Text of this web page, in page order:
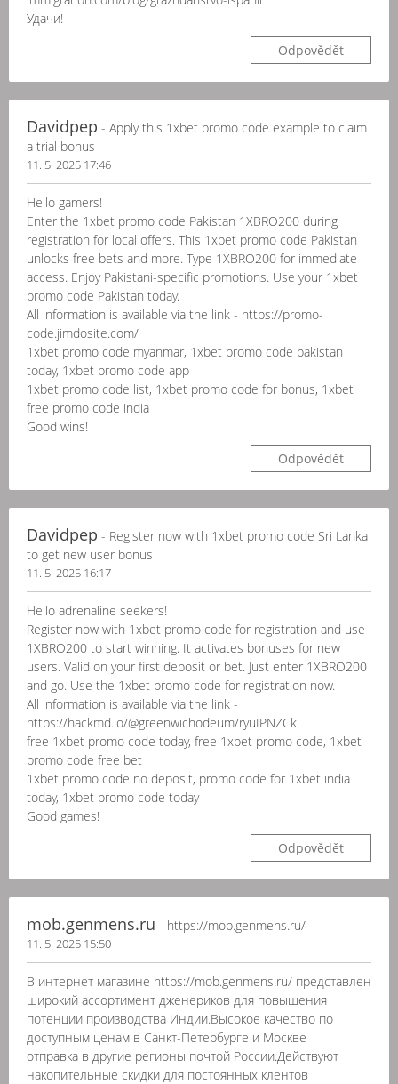
Удачи!
Odpovědět
Davidpep - Apply this 1xbet promo code example to claim
a trial bonus
11. 5. 2025 17:46
Hello gamers!
Enter the 1xbet promo code Pakistan 1XBRO200 during
registration for local offers. This 1xbet promo code Pakistan
unlocks free bets and more. Type 1XBRO200 for immediate
access. Enjoy Pakistani-specific promotions. Use your 1xbet
promo code Pakistan today.
All information is available via the link - https://promo-
code.jimdosite.com/
1xbet promo code myanmar, 1xbet promo code pakistan
today, 1xbet promo code app
1xbet promo code list, 1xbet promo code for bonus, 1xbet
free promo code india
Good wins!
Odpovědět
Davidpep - Register now with 1xbet promo code Sri Lanka
to get new user bonus
11. 5. 2025 16:17
Hello adrenaline seekers!
Register now with 1xbet promo code for registration and use
1XBRO200 to start winning. It activates bonuses for new
users. Valid on your first deposit or bet. Just enter 1XBRO200
and go. Use the 1xbet promo code for registration now.
All information is available via the link -
https://hackmd.io/@greenwichodeum/ryuIPNZCkl
free 1xbet promo code today, free 1xbet promo code, 1xbet
promo code free bet
1xbet promo code no deposit, promo code for 1xbet india
today, 1xbet promo code today
Good games!
Odpovědět
mob.genmens.ru - https://mob.genmens.ru/
11. 5. 2025 15:50
В интернет магазине https://mob.genmens.ru/ представлен
широкий ассортимент дженериков для повышения
потенции производства Индии.Высокое качество по
доступным ценам в Санкт-Петербурге и Москве
отправка в другие регионы почтой России.Действуют
накопительные скидки для постоянных клентов